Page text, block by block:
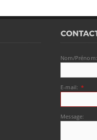
Nom/Prénom:
E-mail: *
Message: